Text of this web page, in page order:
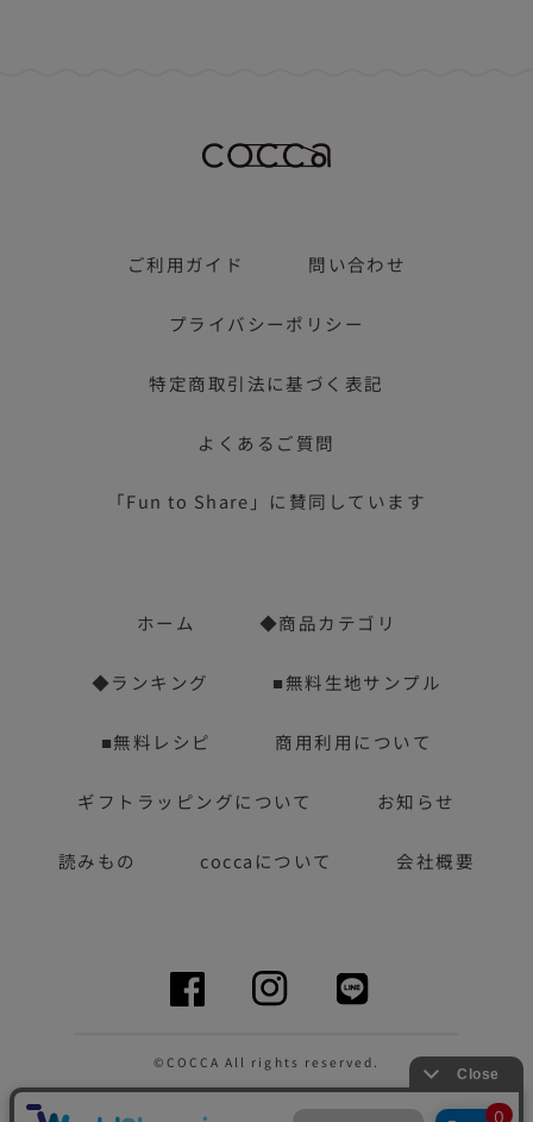
ご利用ガイド 問い合わせ
プライバシーポリシー
特定商取引法に基づく表記
よくあるご質問
「Fun to Share」に賛同しています
ホーム ◆商品カテゴリ
◆ランキング ■無料生地サンプル
■無料レシピ 商用利用について
ギフトラッピングについて お知らせ
読みもの coccaについて 会社概要
©︎COCCA All rights reserved.